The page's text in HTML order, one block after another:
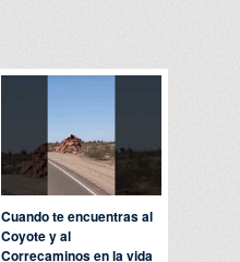
Cuando te encuentras al
Coyote y al
Correcaminos en la vida